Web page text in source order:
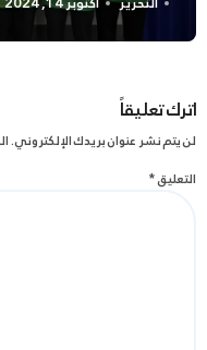
اترك تعليقاً
لن يتم نشر عنوان بريدك الإلكتروني.
التعليق*